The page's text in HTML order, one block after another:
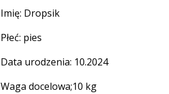
Imię: Dropsik
Płeć: pies
Data urodzenia: 10.2024
Waga docelowa;10 kg